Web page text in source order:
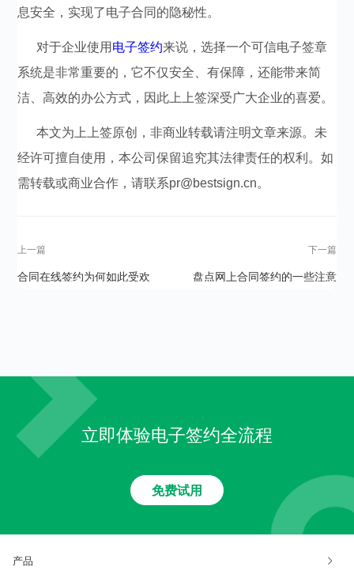
息安全，实现了电子合同的隐秘性。
对于企业使用 电子签约来说，选择一个可信电子签章
系统是非常重要的，它不仅安全、有保障，还能带来简
洁、高效的办公方式，因此上上签深受广大企业的喜爱。
本文为上上签原创，非商业转载请注明文章来源。未
经许可擅自使用，本公司保留追究其法律责任的权利。如
需转载或商业合作，请联系pr@bestsign.cn。
上一篇
合同在线签约为何如此受欢
下一篇
盘点网上合同签约的一些注意
立即体验电子签约全流程
免费试用
产品